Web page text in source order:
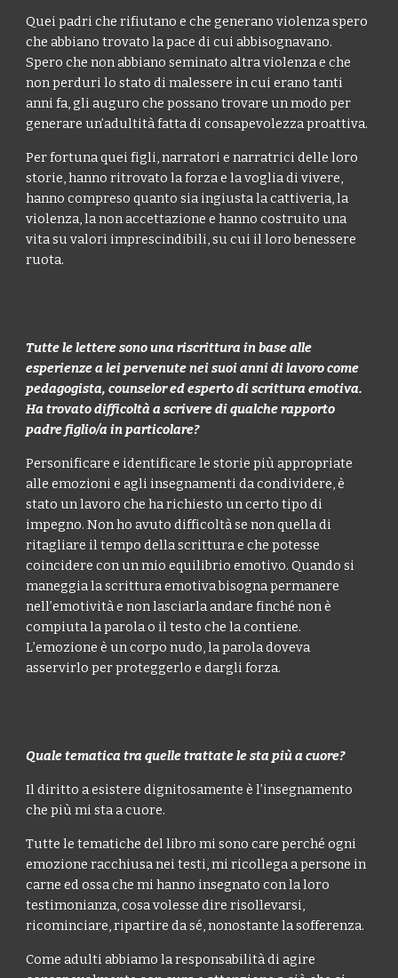
Quei padri che rifiutano e che generano violenza spero
che abbiano trovato la pace di cui abbisognavano.
Spero che non abbiano seminato altra violenza e che
non perduri lo stato di malessere in cui erano tanti
anni fa, gli auguro che possano trovare un modo per
generare un’adultità fatta di consapevolezza proattiva.
Per fortuna quei figli, narratori e narratrici delle loro
storie, hanno ritrovato la forza e la voglia di vivere,
hanno compreso quanto sia ingiusta la cattiveria, la
violenza, la non accettazione e hanno costruito una
vita su valori imprescindibili, su cui il loro benessere
ruota.
Tutte le lettere sono una riscrittura in base alle
esperienze a lei pervenute nei suoi anni di lavoro come
pedagogista, counselor ed esperto di scrittura emotiva.
Ha trovato difficoltà a scrivere di qualche rapporto
padre figlio/a in particolare?
Personificare e identificare le storie più appropriate
alle emozioni e agli insegnamenti da condividere, è
stato un lavoro che ha richiesto un certo tipo di
impegno. Non ho avuto difficoltà se non quella di
ritagliare il tempo della scrittura e che potesse
coincidere con un mio equilibrio emotivo. Quando si
maneggia la scrittura emotiva bisogna permanere
nell’emotività e non lasciarla andare finché non è
compiuta la parola o il testo che la contiene.
L’emozione è un corpo nudo, la parola doveva
asservirlo per proteggerlo e dargli forza.
Quale tematica tra quelle trattate le sta più a cuore?
Il diritto a esistere dignitosamente è l’insegnamento
che più mi sta a cuore.
Tutte le tematiche del libro mi sono care perché ogni
emozione racchiusa nei testi, mi ricollega a persone in
carne ed ossa che mi hanno insegnato con la loro
testimonianza, cosa volesse dire risollevarsi,
ricominciare, ripartire da sé, nonostante la sofferenza.
Come adulti abbiamo la responsabilità di agire